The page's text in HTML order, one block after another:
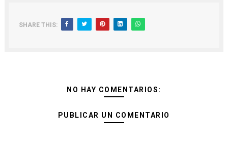
SHARE THIS:
NO HAY COMENTARIOS:
PUBLICAR UN COMENTARIO